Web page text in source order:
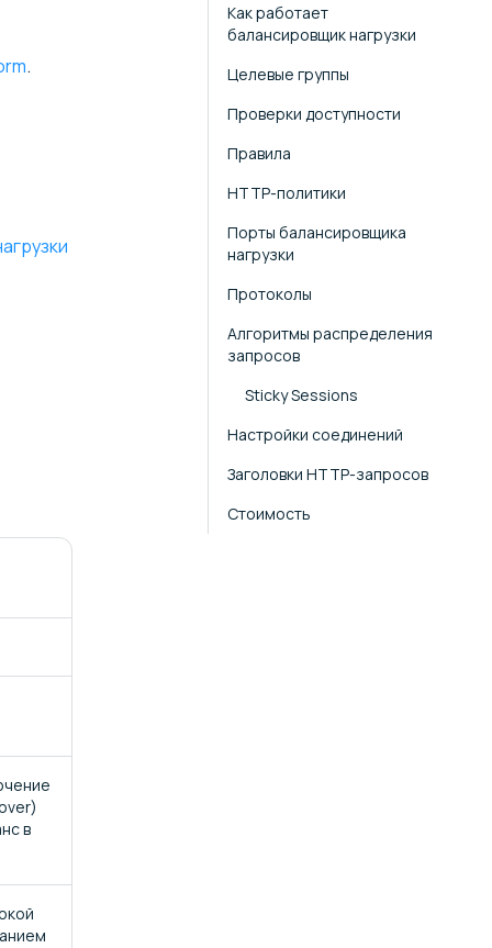
.
в
Как работает
балансировщик нагрузки
Целевые группы
Проверки доступности
Правила
HTTP-политики
Порты балансировщика
нагрузки
Протоколы
Алгоритмы распределения
запросов
Sticky Sessions
Настройки соединений
Заголовки HTTP-запросов
Стоимость